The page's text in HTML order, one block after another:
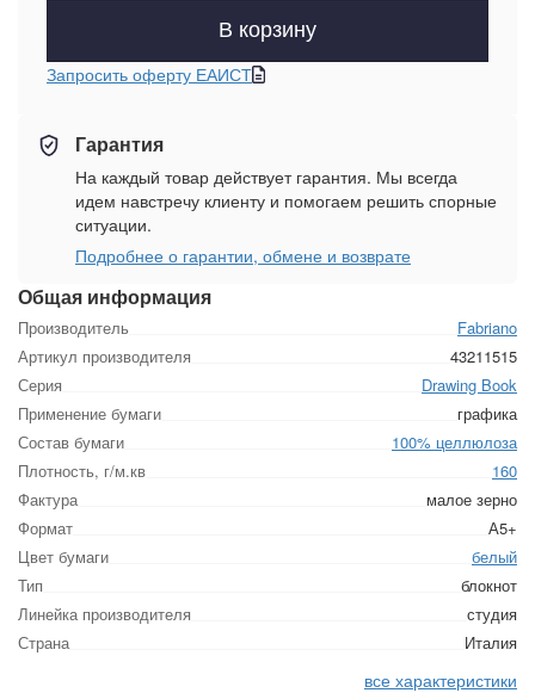
Общая информация
Производитель
Fabriano
Артикул производителя
43211515
Серия
Drawing Book
Применение бумаги
графика
Состав бумаги
100% целлюлоза
Плотность, г/м.кв
160
Фактура
малое зерно
Формат
А5+
Цвет бумаги
белый
Тип
блокнот
Линейка производителя
студия
Страна
Италия
все характеристики
В корзину
Запросить оферту ЕАИСТ
Гарантия
На каждый товар действует гарантия. Мы всегда
идем навстречу клиенту и помогаем решить спорные
ситуации.
Подробнее о гарантии, обмене и возврате